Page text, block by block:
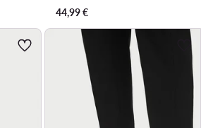
44,99€